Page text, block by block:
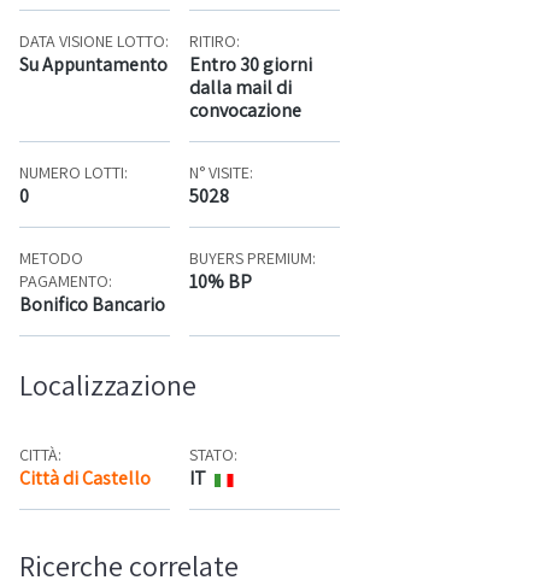
DATA VISIONE LOTTO:
Su Appuntamento
RITIRO:
Entro 30 giorni
dalla mail di
convocazione
NUMERO LOTTI:
0
N° VISITE:
5028
METODO
PAGAMENTO:
Bonifico Bancario
BUYERS PREMIUM:
10% BP
Localizzazione
CITTÀ:
Città di Castello Mappa
STATO:
IT
Ricerche correlate